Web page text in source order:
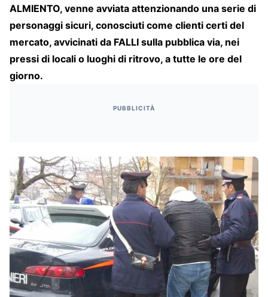
ALMIENTO, venne avviata attenzionando una serie di
personaggi sicuri, conosciuti come clienti certi del
mercato, avvicinati da FALLI sulla pubblica via, nei
pressi di locali o luoghi di ritrovo, a tutte le ore del
giorno.
PUBBLICITÀ